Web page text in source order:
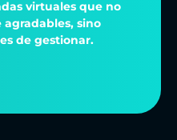
virtuales que no
sino
de gestionar.